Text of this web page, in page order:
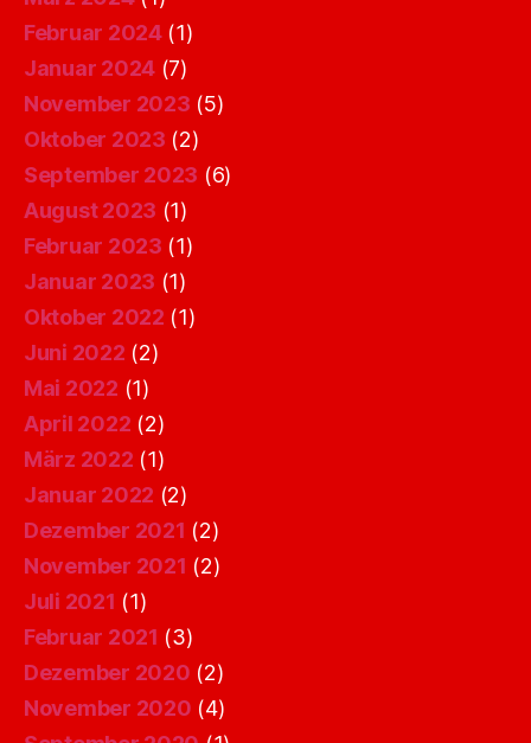
Februar 2024(1)
Januar 2024 (7)
November 2023 (5)
Oktober 2023 (2)
September 2023 (6)
August 2023 (1)
Februar 2023 (1)
Januar 2023 (1)
Oktober 2022 (1)
Juni 2022 (2)
Mai 2022 (1)
April 2022 (2)
März 2022 (1)
Januar 2022 (2)
Dezember 2021 (2)
November 2021 (2)
Juli 2021 (1)
Februar 2021 (3)
Dezember 2020 (2)
November 2020 (4)